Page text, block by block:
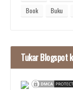
Book
Buku
Tukar Blogspot